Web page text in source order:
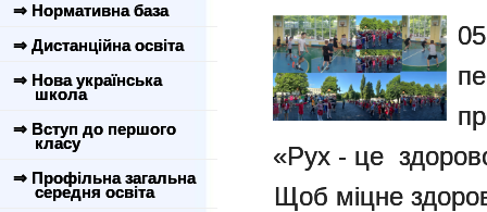
⇒ Нормативна база
⇒ Дистанційна освіта
⇒ Нова українська
школа
⇒ Вступ до першого
класу
⇒ Профільна загальна
середня освіта
«Рух - це
Щоб міцне